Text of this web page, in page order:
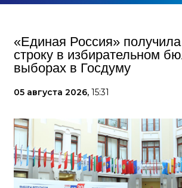
«Единая Россия»
строку в избирательном
выборах в Госдуму
05 августа 2026, 15:31